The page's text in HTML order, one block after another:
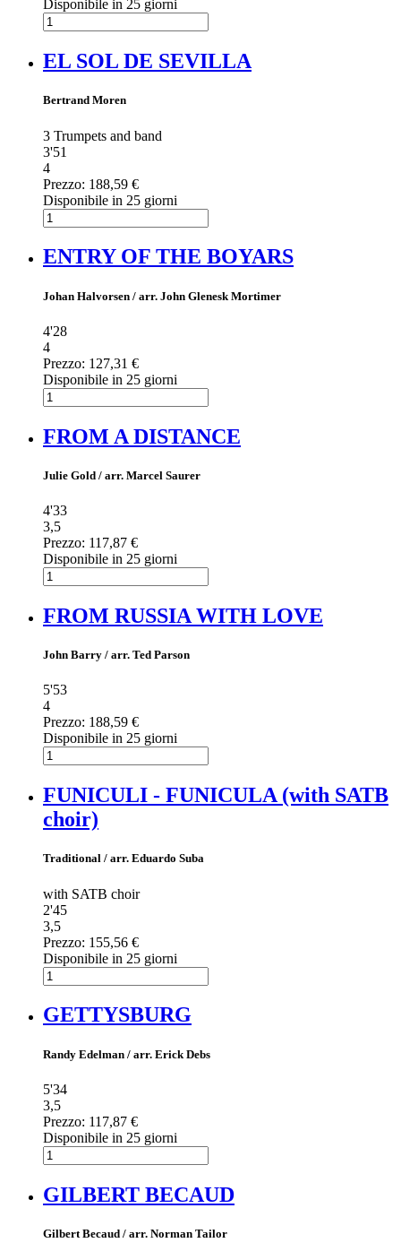
Disponibile in 25 giorni
EL SOL DE SEVILLA
Bertrand Moren
3 Trumpets and band
3'51
4
Prezzo: 188,59 €
Disponibile in 25 giorni
ENTRY OF THE BOYARS
Johan Halvorsen / arr. John Glenesk Mortimer
4'28
4
Prezzo: 127,31 €
Disponibile in 25 giorni
FROM A DISTANCE
Julie Gold / arr. Marcel Saurer
4'33
3,5
Prezzo: 117,87 €
Disponibile in 25 giorni
FROM RUSSIA WITH LOVE
John Barry / arr. Ted Parson
5'53
4
Prezzo: 188,59 €
Disponibile in 25 giorni
FUNICULI - FUNICULA (with SATB
choir)
Traditional / arr. Eduardo Suba
with SATB choir
2'45
3,5
Prezzo: 155,56 €
Disponibile in 25 giorni
GETTYSBURG
Randy Edelman / arr. Erick Debs
5'34
3,5
Prezzo: 117,87 €
Disponibile in 25 giorni
GILBERT BECAUD
Gilbert Becaud / arr. Norman Tailor